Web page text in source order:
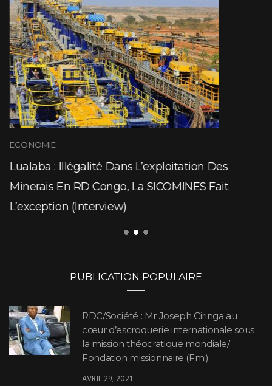
ECONOMIE
Lualaba : Illégalité Dans L’exploitation Des
Minerais En RD Congo, La SICOMINES Fait
L’exception (Interview)
PUBLICATION POPULAIRE
RDC/Société : Mr Joseph Ciringa au
cœur d’escroquerie internationale sous
la mission théocratique mondiale/
Fondation missionnaire (Fmi)
AVRIL 29, 2021